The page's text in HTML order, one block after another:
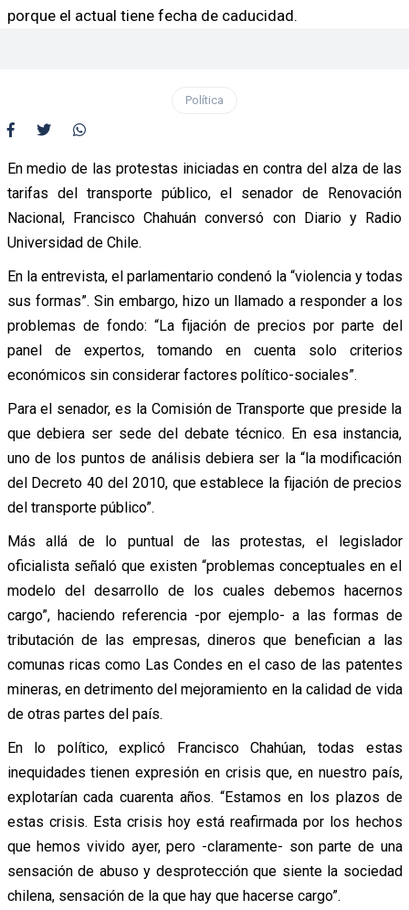
porque el actual tiene fecha de caducidad.
Política
En medio de las protestas iniciadas en contra del alza de las
tarifas del transporte público, el senador de Renovación
Nacional, Francisco Chahuán conversó con Diario y Radio
Universidad de Chile.
En la entrevista, el parlamentario condenó la “violencia y todas
sus formas”. Sin embargo, hizo un llamado a responder a los
problemas de fondo: “La fijación de precios por parte del
panel de expertos, tomando en cuenta solo criterios
económicos sin considerar factores político-sociales”.
Para el senador, es la Comisión de Transporte que preside la
que debiera ser sede del debate técnico. En esa instancia,
uno de los puntos de análisis debiera ser la “la modificación
del Decreto 40 del 2010, que establece la fijación de precios
del transporte público”.
Más allá de lo puntual de las protestas, el legislador
oficialista señaló que existen “problemas conceptuales en el
modelo del desarrollo de los cuales debemos hacernos
cargo”, haciendo referencia -por ejemplo- a las formas de
tributación de las empresas, dineros que benefician a las
comunas ricas como Las Condes en el caso de las patentes
mineras, en detrimento del mejoramiento en la calidad de vida
de otras partes del país.
En lo político, explicó Francisco Chahúan, todas estas
inequidades tienen expresión en crisis que, en nuestro país,
explotarían cada cuarenta años. “Estamos en los plazos de
estas crisis. Esta crisis hoy está reafirmada por los hechos
que hemos vivido ayer, pero -claramente- son parte de una
sensación de abuso y desprotección que siente la sociedad
chilena, sensación de la que hay que hacerse cargo”.